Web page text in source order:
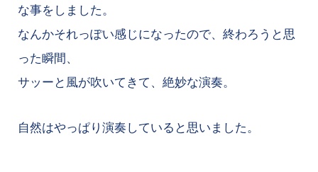
な事をしました。
なんかそれっぽい感じになったので、終わろうと思
った瞬間、
サッーと風が吹いてきて、絶妙な演奏。
自然はやっぱり演奏していると思いました。